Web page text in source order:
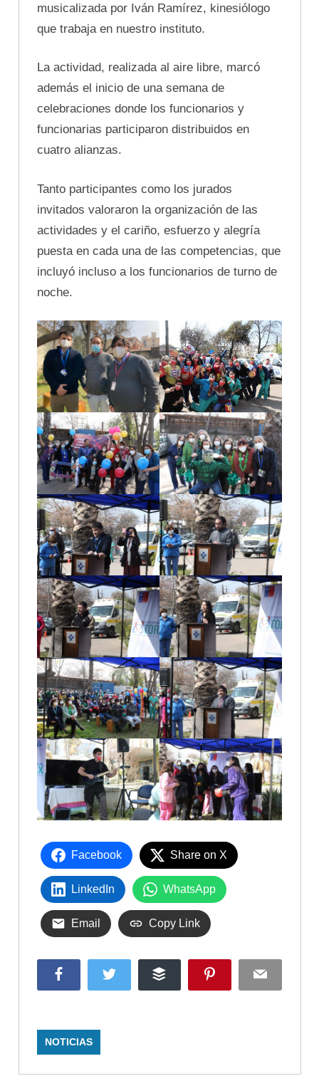
musicalizada por Iván Ramírez, kinesiólogo
que trabaja en nuestro instituto.
La actividad, realizada al aire libre, marcó
además el inicio de una semana de
celebraciones donde los funcionarios y
funcionarias participaron distribuidos en
cuatro alianzas.
Tanto participantes como los jurados
invitados valoraron la organización de las
actividades y el cariño, esfuerzo y alegría
puesta en cada una de las competencias, que
incluyó incluso a los funcionarios de turno de
noche.
Facebook Share on X
LinkedIn WhatsApp
Email Copy Link
FacebookTwitter Buffer Pinterest Email
NOTICIAS